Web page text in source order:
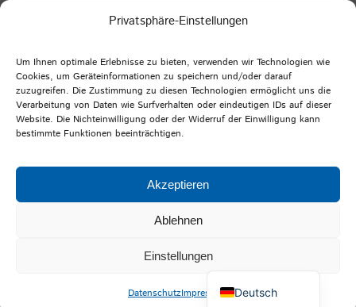
Privatsphäre-Einstellungen
Um Ihnen optimale Erlebnisse zu bieten, verwenden wir Technologien wie
Cookies, um Geräteinformationen zu speichern und/oder darauf
zuzugreifen. Die Zustimmung zu diesen Technologien ermöglicht uns die
Verarbeitung von Daten wie Surfverhalten oder eindeutigen IDs auf dieser
Website. Die Nichteinwilligung oder der Widerruf der Einwilligung kann
bestimmte Funktionen beeinträchtigen.
Akzeptieren
Ablehnen
Einstellungen
DatenschutzImpressum
Facebook Instagram YouTube LinkedIn
PFI Germany
Deutsch